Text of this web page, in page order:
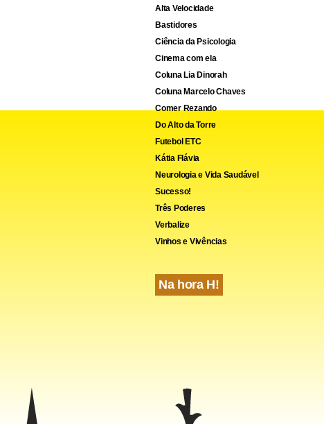
Alta Velocidade
Bastidores
Ciência da Psicologia
Cinema com ela
Coluna Lia Dinorah
Coluna Marcelo Chaves
Comer Rezando
Do Alto da Torre
Futebol ETC
Kátia Flávia
Neurologia e Vida Saudável
Sucesso!
Três Poderes
Verbalize
Vinhos e Vivências
Na hora H!